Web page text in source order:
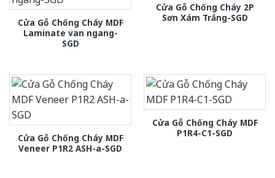
Cửa Gỗ Chống Cháy MDF
Laminate van ngang-
SGD
Cửa Gỗ Chống Cháy 2P
Sơn Xám Trắng-SGD
Cửa Gỗ Chống Cháy MDF
Veneer P1R2 ASH-a-SGD
Cửa Gỗ Chống Cháy MDF
P1R4-C1-SGD